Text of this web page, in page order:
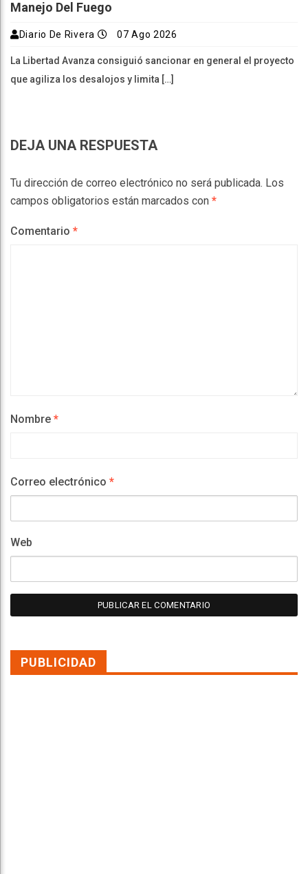
Manejo Del Fuego
Diario De Rivera 07 Ago 2026
La Libertad Avanza consiguió sancionar en general el proyecto
que agiliza los desalojos y limita […]
DEJA UNA RESPUESTA
Tu dirección de correo electrónico no será publicada. Los
campos obligatorios están marcados con *
Comentario *
Nombre *
Correo electrónico *
Web
PUBLICIDAD